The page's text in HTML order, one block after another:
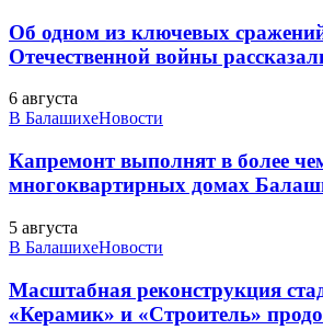
Об одном из ключевых
Отечественной войны
6 августа
В БалашихеНовости
Капремонт выполнят в более
многоквартирных домах
5 августа
В БалашихеНовости
Масштабная реконструкция
«Керамик» и «Строитель»